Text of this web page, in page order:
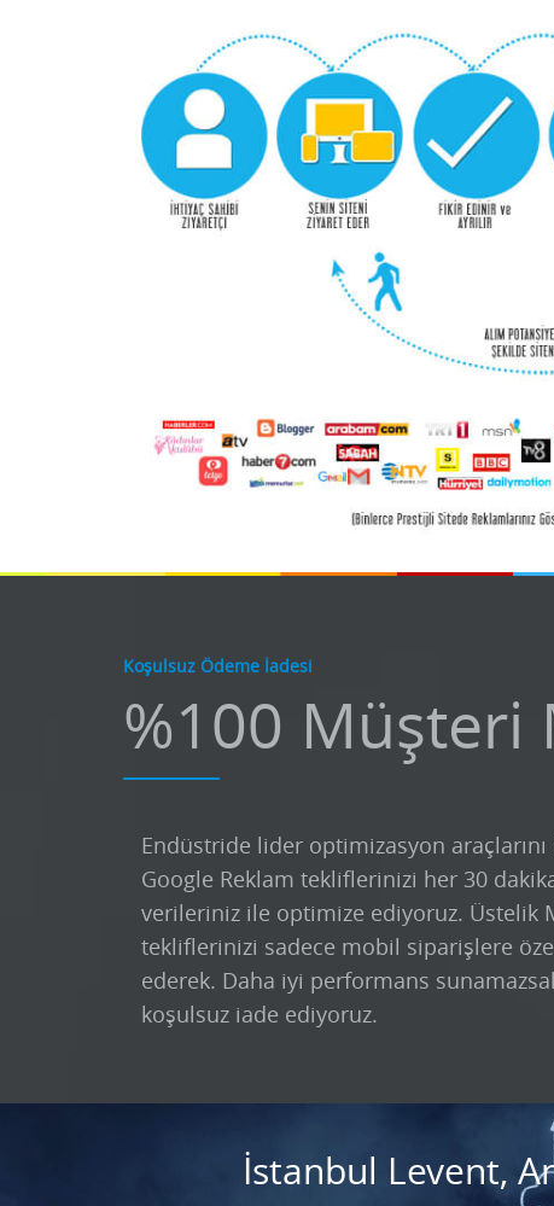
Koşulsuz Ödeme İadesi
%100 Müşteri
Endüstride lider optimizasyon araçlarını
Google Reklam tekliflerinizi her 30
verileriniz ile optimize ediyoruz. Üstelik
tekliflerinizi sadece mobil siparişlere
ederek. Daha iyi performans
koşulsuz iade ediyoruz.
İstanbul Levent,